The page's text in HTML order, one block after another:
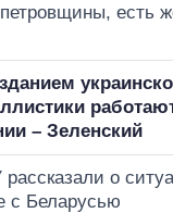
есть
– Зеленский
о
с Беларусью